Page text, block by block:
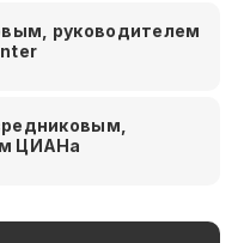
руководителем
ЦИАНа